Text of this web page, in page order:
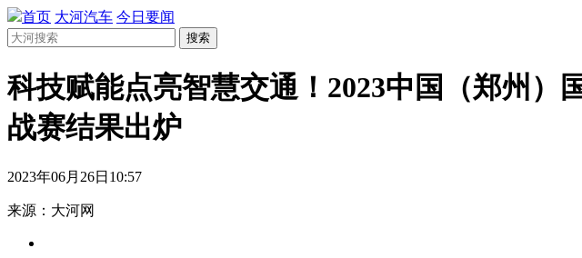
首页 大河汽车 今日要闻
搜索
科技赋能点亮智慧交通！2023中国（郑州
战赛结果出炉
2023年06月26日10:57
来源：大河网